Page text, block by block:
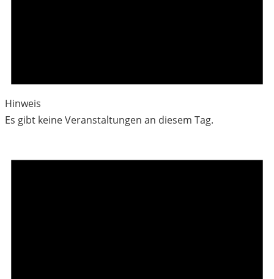
Hinweis
Es gibt keine Veranstaltungen an diesem Tag.